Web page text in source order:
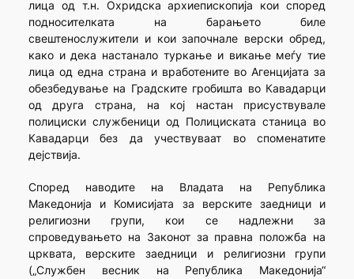
лица од т.н. Охридска архиепископија кои според
подносителката на барањето биле
свештенослужители и кои започнале верски обред,
како и дека настанало туркање и викање меѓу тие
лица од една страна и вработените во Агенцијата за
обезбедување на Градските гробишта во Кавадарци
од друга страна, на кој настан присуствувале
полициски службеници од Полициската станица во
Кавадарци без да учествуваат во споменатите
дејствија.
Според наводите на Владата на Република
Македонија и Комисијата за верските заедници и
религиозни групи, кои се надлежни за
спроведувањето на Законот за правна положба на
црквата, верските заедници и религиозни групи
(„Службен весник на Република Македонија“